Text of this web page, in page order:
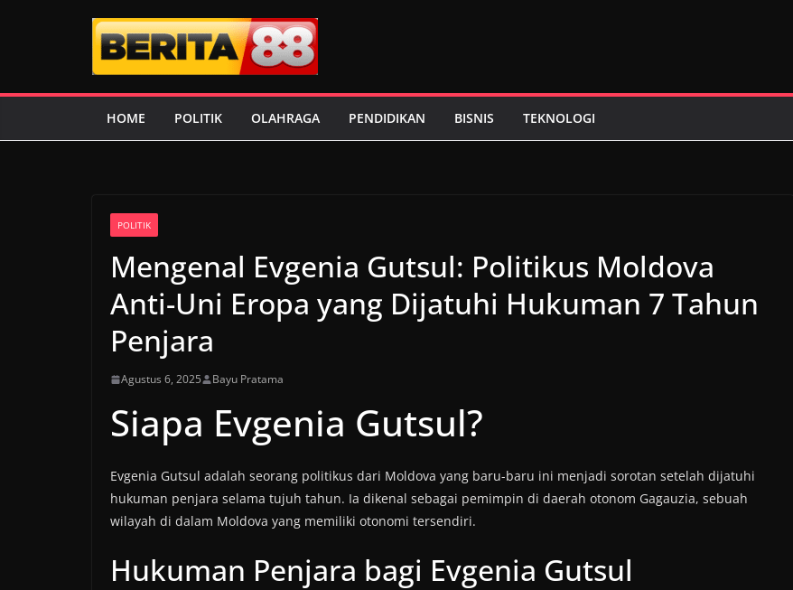
HOME POLITIK OLAHRAGA PENDIDIKAN BISNIS TEKNOLOGI
POLITIK
Mengenal Evgenia Gutsul: Politikus Moldova
Anti-Uni Eropa yang Dijatuhi Hukuman 7 Tahun
Penjara
Agustus 6, 2025 Bayu Pratama
Siapa Evgenia Gutsul?
Evgenia Gutsul adalah seorang politikus dari Moldova yang baru-baru ini menjadi sorotan setelah dijatuhi
hukuman penjara selama tujuh tahun. Ia dikenal sebagai pemimpin di daerah otonom Gagauzia, sebuah
wilayah di dalam Moldova yang memiliki otonomi tersendiri.
Hukuman Penjara bagi Evgenia Gutsul